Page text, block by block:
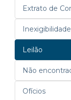
Extrato de
Inexigibilidade
Leilão
Não
Ofícios